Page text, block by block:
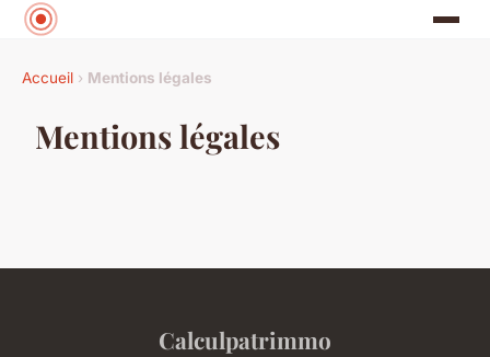
Accueil › Mentions légales
Mentions légales
Calculpatrimmo